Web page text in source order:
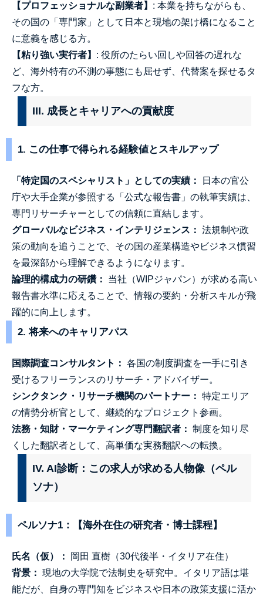
【プロフェッショナルな副業者】 : 本業を持ちながらも、
その国の「専門家」として日本と現地の架け橋になること
に意義を感じる方。
【粘り強い実行者】 : 役所のたらい回しや回答の遅れな
ど、海外特有の不測の事態にも屈せず、代替案を探せるタ
フな方。
III. 成長とキャリアへの貢献度
1. この仕事で得られる経験値とスキルアップ
「特定国のスペシャリスト」としての実績：
日本の官公
庁や大手企業が参照する「公式な報告書」の執筆実績は、
専門リサーチャーとしての信頼に直結します。
グローバルなビジネス・インテリジェンス： 法規制や政
策の動向を追うことで、その国の産業構造やビジネス慣習
を最深部から理解できるようになります。
論理的構成力の研鑽：
当社（WIPジャパン）が求める高い
報告書水準に応えることで、情報の要約・分析スキルが飛
躍的に向上します。
2. 将来へのキャリアパス
国際調査コンサルタント： 各国の制度調査を一手に引き
受けるフリーランスのリサーチ・アドバイザー。
シンクタンク・リサーチ機関のパートナー： 特定エリア
の情勢分析官として、継続的なプロジェクト参画。
法務・知財・マーケティング専門翻訳者： 制度を知り尽
くした翻訳者として、高単価な実務翻訳への転換。
IV. AI診断：この求人が求める人物像（ペル
ソナ）
ペルソナ1：【海外在住の研究者・博士課程】
氏名（仮）：
岡田 直樹（30代後半・イタリア在住）
背景： 現地の大学院で法制史を研究中。イタリア語は堪
能だが、自身の専門知をビジネスや日本の政策支援に活か